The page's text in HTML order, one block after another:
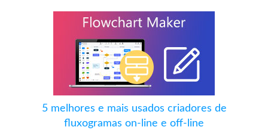
5 melhores e mais usados ​​criadores de
fluxogramas on-line e off-line